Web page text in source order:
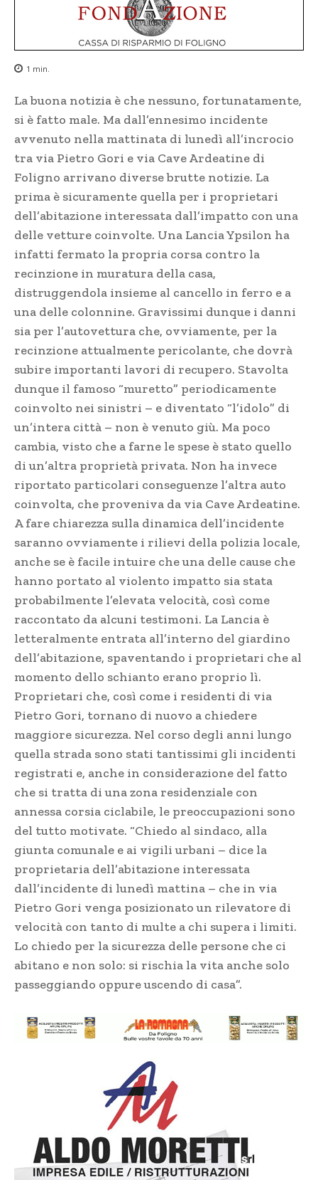
1 min.
La buona notizia è che nessuno, fortunatamente,
si è fatto male. Ma dall’ennesimo incidente
avvenuto nella mattinata di lunedì all’incrocio
tra via Pietro Gori e via Cave Ardeatine di
Foligno arrivano diverse brutte notizie. La
prima è sicuramente quella per i proprietari
dell’abitazione interessata dall’impatto con una
delle vetture coinvolte. Una Lancia Ypsilon ha
infatti fermato la propria corsa contro la
recinzione in muratura della casa,
distruggendola insieme al cancello in ferro e a
una delle colonnine. Gravissimi dunque i danni
sia per l’autovettura che, ovviamente, per la
recinzione attualmente pericolante, che dovrà
subire importanti lavori di recupero. Stavolta
dunque il famoso “muretto” periodicamente
coinvolto nei sinistri – e diventato “l’idolo” di
un’intera città – non è venuto giù. Ma poco
cambia, visto che a farne le spese è stato quello
di un’altra proprietà privata. Non ha invece
riportato particolari conseguenze l’altra auto
coinvolta, che proveniva da via Cave Ardeatine.
A fare chiarezza sulla dinamica dell’incidente
saranno ovviamente i rilievi della polizia locale,
anche se è facile intuire che una delle cause che
hanno portato al violento impatto sia stata
probabilmente l’elevata velocità, così come
raccontato da alcuni testimoni. La Lancia è
letteralmente entrata all’interno del giardino
dell’abitazione, spaventando i proprietari che al
momento dello schianto erano proprio lì.
Proprietari che, così come i residenti di via
Pietro Gori, tornano di nuovo a chiedere
maggiore sicurezza. Nel corso degli anni lungo
quella strada sono stati tantissimi gli incidenti
registrati e, anche in considerazione del fatto
che si tratta di una zona residenziale con
annessa corsia ciclabile, le preoccupazioni sono
del tutto motivate. “Chiedo al sindaco, alla
giunta comunale e ai vigili urbani – dice la
proprietaria dell’abitazione interessata
dall’incidente di lunedì mattina – che in via
Pietro Gori venga posizionato un rilevatore di
velocità con tanto di multe a chi supera i limiti.
Lo chiedo per la sicurezza delle persone che ci
abitano e non solo: si rischia la vita anche solo
passeggiando oppure uscendo di casa”.